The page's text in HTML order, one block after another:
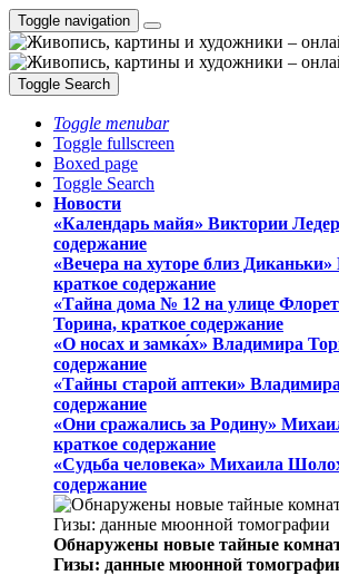
Toggle navigation
Toggle Search
Toggle menubar
Toggle fullscreen
Boxed page
Toggle Search
Новости
«Календарь майя» Виктории
содержание
«Вечера на хуторе близ
краткое содержание
«Тайна дома № 12 на улице
Торина, краткое содержание
«О носах и замка́х» Владимира
содержание
«Тайны старой аптеки»
содержание
«Они сражались за Родину»
краткое содержание
«Судьба человека» Михаила
содержание
Обнаружены новые тайные
Гизы: данные мюонной